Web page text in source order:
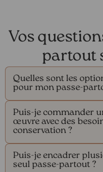
Vos
partout
Quelles sont les
pour mon passe-
Puis-je commander
œuvre avec des
conservation ?
Puis-je encadrer
seul passe-partout ?